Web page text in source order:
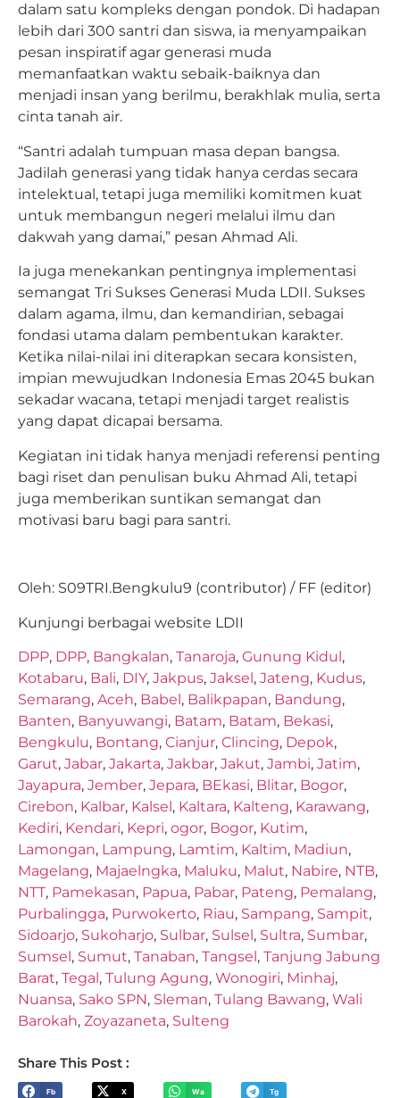
dalam satu kompleks dengan pondok. Di hadapan
lebih dari 300 santri dan siswa, ia menyampaikan
pesan inspiratif agar generasi muda
memanfaatkan waktu sebaik-baiknya dan
menjadi insan yang berilmu, berakhlak mulia, serta
cinta tanah air.
“Santri adalah tumpuan masa depan bangsa.
Jadilah generasi yang tidak hanya cerdas secara
intelektual, tetapi juga memiliki komitmen kuat
untuk membangun negeri melalui ilmu dan
dakwah yang damai,” pesan Ahmad Ali.
Ia juga menekankan pentingnya implementasi
semangat Tri Sukses Generasi Muda LDII. Sukses
dalam agama, ilmu, dan kemandirian, sebagai
fondasi utama dalam pembentukan karakter.
Ketika nilai-nilai ini diterapkan secara konsisten,
impian mewujudkan Indonesia Emas 2045 bukan
sekadar wacana, tetapi menjadi target realistis
yang dapat dicapai bersama.
Kegiatan ini tidak hanya menjadi referensi penting
bagi riset dan penulisan buku Ahmad Ali, tetapi
juga memberikan suntikan semangat dan
motivasi baru bagi para santri.
Oleh: S09TRI.Bengkulu9 (contributor) / FF (editor)
Kunjungi berbagai website LDII
DPP, DPP, Bangkalan, Tanaroja, Gunung Kidul,
Kotabaru, Bali, DIY, Jakpus, Jaksel, Jateng, Kudus,
Semarang, Aceh, Babel, Balikpapan, Bandung,
Banten, Banyuwangi, Batam, Batam, Bekasi,
Bengkulu, Bontang, Cianjur, Clincing, Depok,
Garut, Jabar, Jakarta, Jakbar, Jakut, Jambi, Jatim,
Jayapura, Jember, Jepara, BEkasi, Blitar, Bogor,
Cirebon, Kalbar, Kalsel, Kaltara, Kalteng, Karawang,
Kediri, Kendari, Kepri, ogor, Bogor, Kutim,
Lamongan, Lampung, Lamtim, Kaltim, Madiun,
Magelang, Majaelngka, Maluku, Malut, Nabire, NTB,
NTT, Pamekasan, Papua, Pabar, Pateng, Pemalang,
Purbalingga, Purwokerto, Riau, Sampang, Sampit,
Sidoarjo, Sukoharjo, Sulbar, Sulsel, Sultra, Sumbar,
Sumsel, Sumut, Tanaban, Tangsel, Tanjung Jabung
Barat, Tegal, Tulung Agung, Wonogiri, Minhaj,
Nuansa, Sako SPN, Sleman, Tulang Bawang, Wali
Barokah, Zoyazaneta, Sulteng
Share This Post :
Fb X Wa Tg